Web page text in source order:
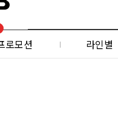
로모션 라인별